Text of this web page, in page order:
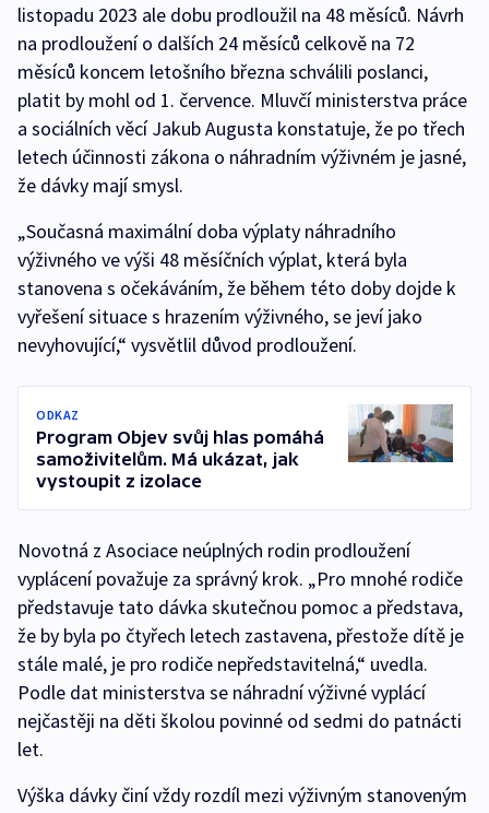
listopadu 2023 ale dobu prodloužil na 48 měsíců. Návrh
na prodloužení o dalších 24 měsíců celkově na 72
měsíců koncem letošního března schválili poslanci,
platit by mohl od 1. července. Mluvčí ministerstva práce
a sociálních věcí Jakub Augusta konstatuje, že po třech
letech účinnosti zákona o náhradním výživném je jasné,
že dávky mají smysl.
„Současná maximální doba výplaty náhradního
výživného ve výši 48 měsíčních výplat, která byla
stanovena s očekáváním, že během této doby dojde k
vyřešení situace s hrazením výživného, se jeví jako
nevyhovující,“ vysvětlil důvod prodloužení.
ODKAZ
Program Objev svůj hlas pomáhá
samoživitelům. Má ukázat, jak
vystoupit z izolace
Novotná z Asociace neúplných rodin prodloužení
vyplácení považuje za správný krok. „Pro mnohé rodiče
představuje tato dávka skutečnou pomoc a představa,
že by byla po čtyřech letech zastavena, přestože dítě je
stále malé, je pro rodiče nepředstavitelná,“ uvedla.
Podle dat ministerstva se náhradní výživné vyplácí
nejčastěji na děti školou povinné od sedmi do patnácti
let.
Výška dávky činí vždy rozdíl mezi výživným stanoveným